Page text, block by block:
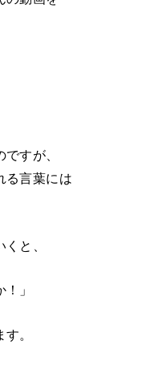
すが、
る言葉には
と、
」
。